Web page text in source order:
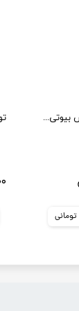
ضد آفتاب آکوا فرش بیوتی آف جوسان